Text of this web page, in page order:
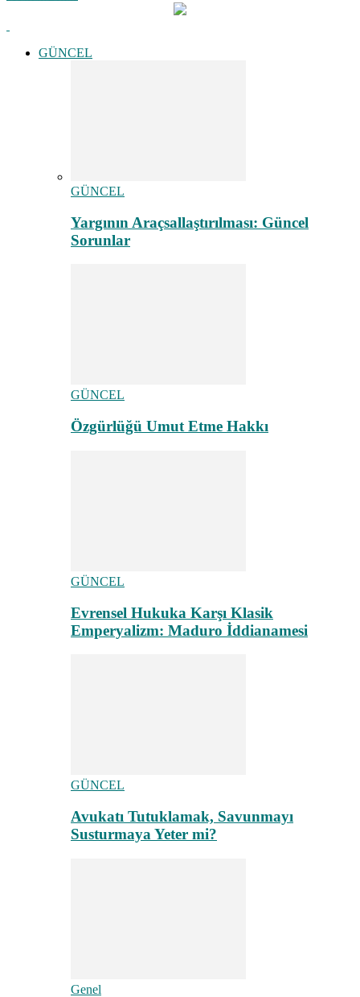
GÜNCEL
GÜNCEL
Yargının Araçsallaştırılması: Güncel
Sorunlar
GÜNCEL
Özgürlüğü Umut Etme Hakkı
GÜNCEL
Evrensel Hukuka Karşı Klasik
Emperyalizm: Maduro İddianamesi
GÜNCEL
Avukatı Tutuklamak, Savunmayı
Susturmaya Yeter mi?
Genel